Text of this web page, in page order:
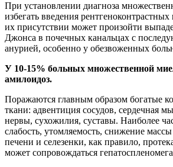
При установлении диагноза
избегать введения рентгеноконтрастных
их присутствии может произойти
Джонса в почечных канальцах с
анурией, особенно у обезвоженных
У 10-15% больных множественной
амилоидоз.
Поражаются главным образом богатые
ткани: адвентиция сосудов, сердечная
нервы, сухожилия, суставы. Наиболее
слабость, утомляемость, снижение
печени и селезенки, как правило,
может сопровождаться